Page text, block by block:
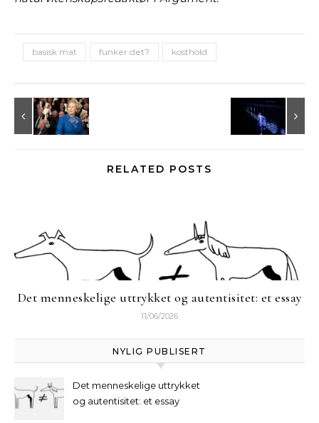
basisk mat funker det? kosthold
RELATED POSTS
Det menneskelige uttrykket og autentisitet: et essay
11/06/2026
NYLIG PUBLISERT
Det menneskelige uttrykket
og autentisitet: et essay